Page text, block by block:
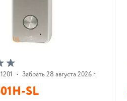
• Забрать 28 августа 2026 г.
SL